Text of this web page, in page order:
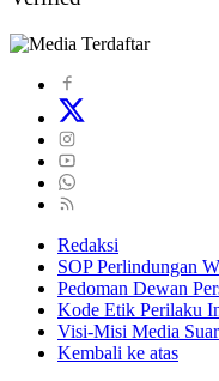
Redaksi
SOP Perlindungan
Pedoman Dewan
Kode Etik Perilaku
Visi-Misi Media
Kembali ke atas